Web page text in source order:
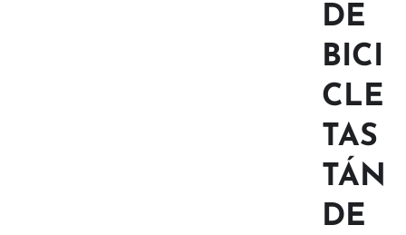
DE
BICI
CLE
TAS
TÁN
DE